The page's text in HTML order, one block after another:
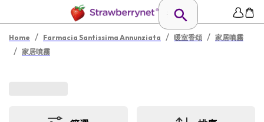
Home / Farmacia Santissima Annunziata / 暖室香頌 / 家居噴霧
/ 家居噴霧